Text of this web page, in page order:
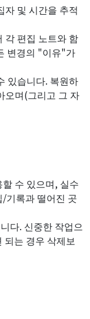
자 및 시간을 추적
각 편집 노트와 함
변경의 "이유"가
있습니다. 복원하
오며(그리고 그 자
수 있으며, 실수
기록과 떨어진 곳
다. 신중한 작업으
는 경우 삭제보